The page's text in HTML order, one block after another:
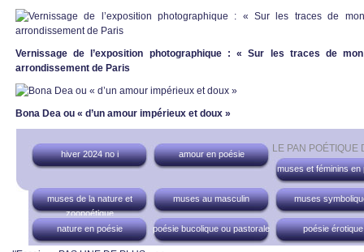
Vernissage de l’exposition photographique : « Sur les traces de
arrondissement de Paris
Bona Dea ou « d’un amour impérieux et doux »
LE PAN POÉTIQUE
hiver 2024 no i
amour en poésie
muses et féminins en
muses de la nature et
zoopoétique
muses au masculin muses
nature en poésie poésie bucolique ou pastorale poésie érotique